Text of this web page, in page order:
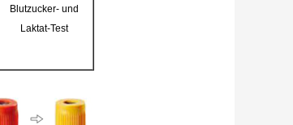
Blutzucker- und
Laktat-Test